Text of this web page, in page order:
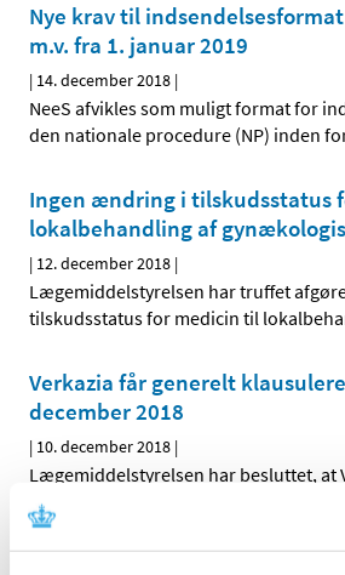
Nye krav til
m.v. fra 1. januar 2019
| 14. december 2018 |
NeeS afvikles som muligt format for
den nationale procedure (NP) inden
Ingen ændring i tilskudsstatus
lokalbehandling af
| 12. december 2018 |
Lægemiddelstyrelsen har truffet
tilskudsstatus for medicin til
Verkazia får generelt
december 2018
| 10. december 2018 |
Lægemiddelstyrelsen har besluttet, at
generelt klausuleret tilskud til børn